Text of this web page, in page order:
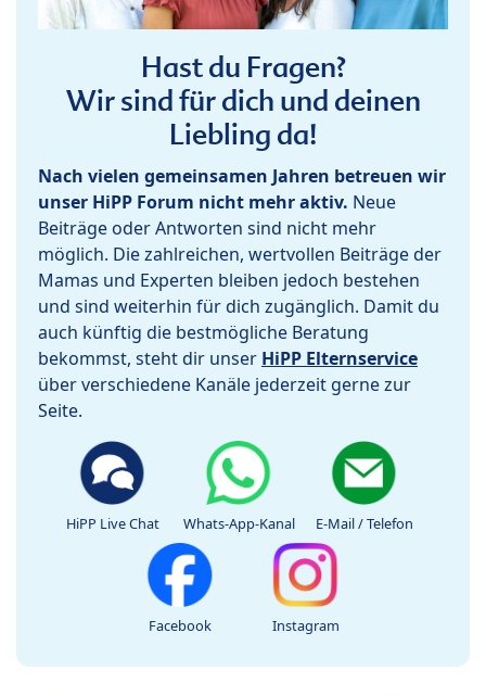
Hast du Fragen?
Wir sind für dich und deinen
Liebling da!
Nach vielen gemeinsamen Jahren betreuen wir
unser HiPP Forum nicht mehr aktiv. Neue
Beiträge oder Antworten sind nicht mehr
möglich. Die zahlreichen, wertvollen Beiträge der
Mamas und Experten bleiben jedoch bestehen
und sind weiterhin für dich zugänglich. Damit du
auch künftig die bestmögliche Beratung
bekommst, steht dir unser HiPP Elternservice
über verschiedene Kanäle jederzeit gerne zur
Seite.
HiPP Live Chat Whats-App-Kanal E-Mail / Telefon
Facebook Instagram